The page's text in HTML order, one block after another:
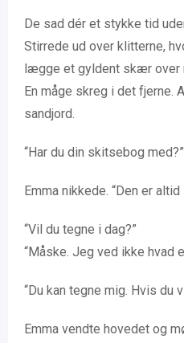
De sad dér et stykke tid
Stirrede ud over klitterne,
lægge et gyldent skær over
En måge skreg i det fjerne.
sandjord.
“Har du din skitsebog
Emma nikkede. “Den er altid
“Vil du tegne i dag?”
“Måske. Jeg ved ikke hvad
“Du kan tegne mig. Hvis du
Emma vendte hovedet og